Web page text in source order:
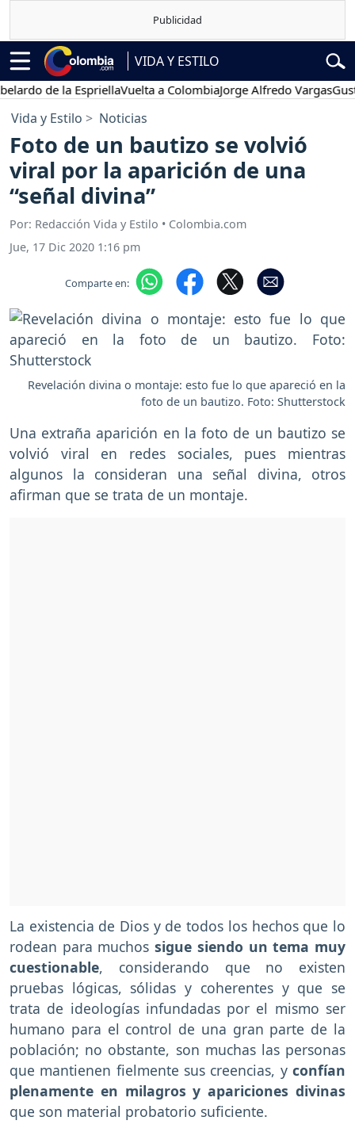
VIDA Y ESTILO
de la EspriellaVuelta a ColombiaJorge Alfredo VargasGustavo
Vida y Estilo Noticias
Foto de un bautizo se volvió
viral por la aparición de una
“señal divina”
Por: Redacción Vida y Estilo • Colombia.com
Jue, 17 Dic 2020 1:16 pm
Comparte en:
Revelación divina o montaje: esto fue lo que apareció en la
foto de un bautizo. Foto: Shutterstock
Una extraña aparición en la foto de un bautizo se
volvió viral en redes sociales, pues mientras
algunos la consideran una señal divina, otros
afirman que se trata de un montaje.
La existencia de Dios y de todos los hechos que lo
rodean para muchos sigue siendo un tema muy
cuestionable, considerando que no existen
pruebas lógicas, sólidas y coherentes y que se
trata de ideologías infundadas por el mismo ser
humano para el control de una gran parte de la
población; no obstante, son muchas las personas
que mantienen fielmente sus creencias, y confían
plenamente en milagros y apariciones divinas
que son material probatorio suficiente.